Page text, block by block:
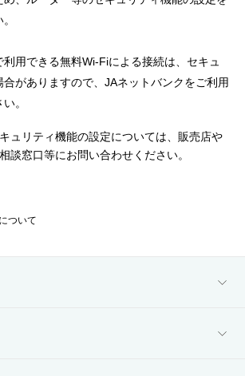
利用できる無料Wi-Fiによる接続は、セキュ
合がありますので、JAネットバンクをご利用
。
ュリティ機能の設定については、販売店や
談窓口等にお問い合わせください。
ついて